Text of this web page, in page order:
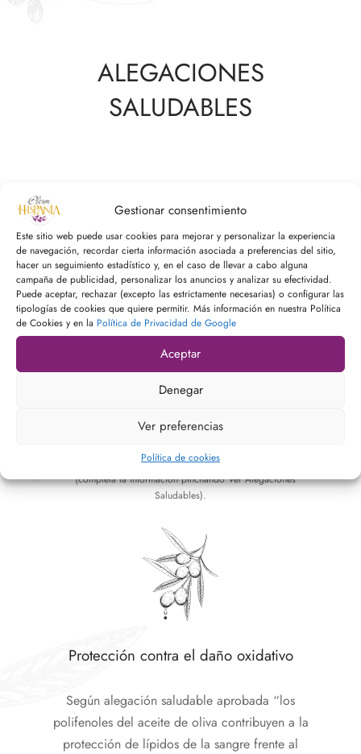
Gestionar consentimiento
Este sitio web puede usar cookies para mejorar y personalizar la experiencia
de navegación, recordar cierta información asociada a preferencias del sitio,
hacer un seguimiento estadístico y, en el caso de llevar a cabo alguna
campaña de publicidad, personalizar los anuncios y analizar su efectividad.
Puede aceptar, rechazar (excepto las estrictamente necesarias) o configurar las
tipologías de cookies que quiere permitir. Más información en nuestra Política
de Cookies y en la Política de Privacidad de Google
Aceptar
Denegar
Ver preferencias
Política de cookies
ALEGACIONES
SALUDABLES
Efecto
Antiinflamatorio
Según alegación saludable aprobada “los
polifenoles del Aceite de Oliva Virgen Extra
contribuyen a la protección de lípidos de la
sangre frente al daño oxidativo”.
* (completa la información pinchando Ver Alegaciones
Saludables).
Protección contra el daño oxidativo
Según alegación saludable aprobada “los
polifenoles del aceite de oliva contribuyen a la
protección de lípidos de la sangre frente al